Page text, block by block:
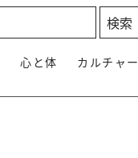
心と体 カルチャー